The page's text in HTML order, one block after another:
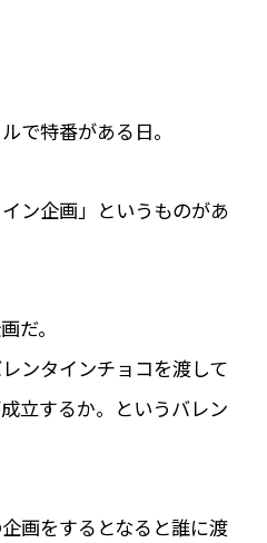
で特番がある日。
ン企画」というものがあ
だ。
ンタインチョコを渡して
立するか。というバレン
画をするとなると誰に渡